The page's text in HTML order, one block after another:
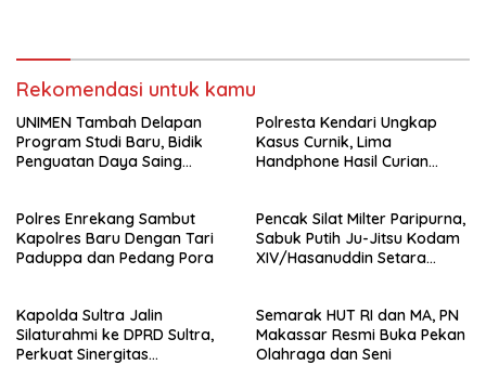
Rekomendasi untuk kamu
UNIMEN Tambah Delapan
Program Studi Baru, Bidik
Penguatan Daya Saing
Polresta Kendari Ungkap
Kasus Curnik, Lima
Handphone Hasil Curian
Polres Enrekang Sambut
Kapolres Baru Dengan Tari
Paduppa dan Pedang Pora
Pencak Silat Milter Paripurna,
Sabuk Putih Ju-Jitsu Kodam
XIV/Hasanuddin Setara
Kapolda Sultra Jalin
Silaturahmi ke DPRD Sultra,
Perkuat Sinergitas
Semarak HUT RI dan MA, PN
Makassar Resmi Buka Pekan
Olahraga dan Seni